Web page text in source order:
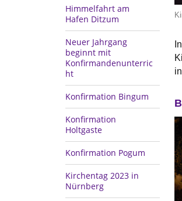
Himmelfahrt am
Hafen Ditzum
Neuer Jahrgang
beginnt mit
Konfirmandenunterric
ht
Konfirmation Bingum
Konfirmation
Holtgaste
Konfirmation Pogum
Kirchentag 2023 in
Nürnberg